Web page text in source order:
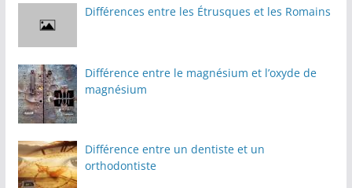
Différences entre les Étrusques et les Romains
Différence entre le magnésium et l’oxyde de
magnésium
Différence entre un dentiste et un
orthodontiste